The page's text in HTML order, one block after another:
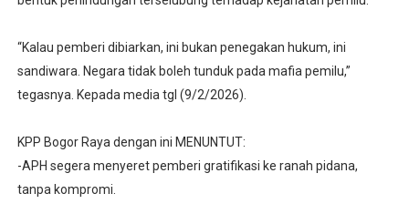
“Kalau pemberi dibiarkan, ini bukan penegakan hukum, ini
sandiwara. Negara tidak boleh tunduk pada mafia pemilu,”
tegasnya. Kepada media tgl (9/2/2026).
KPP Bogor Raya dengan ini MENUNTUT:
-APH segera menyeret pemberi gratifikasi ke ranah pidana,
tanpa kompromi.